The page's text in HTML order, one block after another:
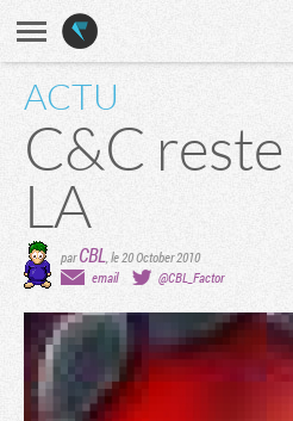
ACTU
C&C
LA
parCBL le 20 October 2010
email
@CBL_Factor